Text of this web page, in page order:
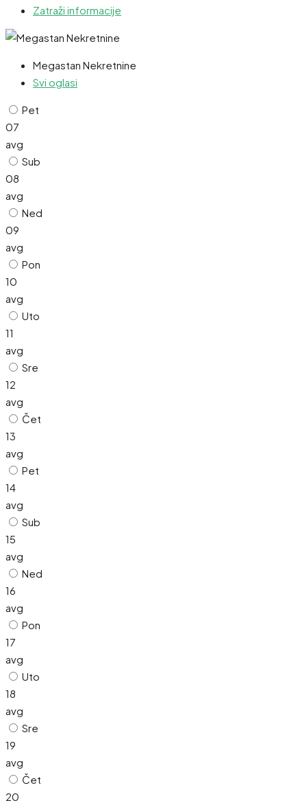
Zatraži informacije
Megastan Nekretnine
Svi oglasi
Pet
07
avg
Sub
08
avg
Ned
09
avg
Pon
10
avg
Uto
11
avg
Sre
12
avg
Čet
13
avg
Pet
14
avg
Sub
15
avg
Ned
16
avg
Pon
17
avg
Uto
18
avg
Sre
19
avg
Čet
20